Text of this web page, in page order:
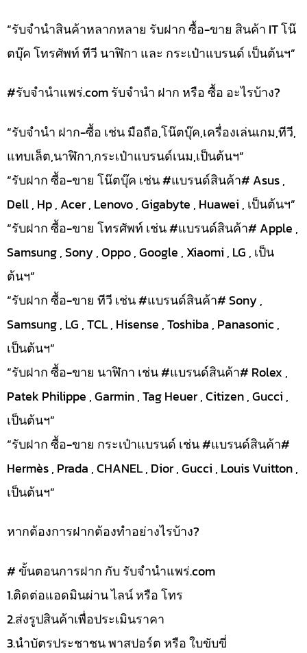
“รับจำนำสินค้าหลากหลาย รับฝาก ซื้อ-ขาย สินค้า IT โน๊
ตบุ๊ค โทรศัพท์ ทีวี นาฬิกา และ กระเป๋าแบรนด์ เป็นต้นฯ”
#รับจํานําแพร่.com รับจำนำ ฝาก หรือ ซื้อ อะไรบ้าง?
“รับจำนำ ฝาก-ซื้อ เช่น มือถือ,โน๊ตบุ๊ค,เครื่องเล่นเกม,ทีวี,
แทบเล็ต,นาฬิกา,กระเป๋าแบรนด์เนม,เป็นต้นฯ”
“รับฝาก ซื้อ-ขาย โน๊ตบุ๊ค เช่น #แบรนด์สินค้า# Asus ,
Dell , Hp , Acer , Lenovo , Gigabyte , Huawei , เป็นต้นฯ”
“รับฝาก ซื้อ-ขาย โทรศัพท์ เช่น #แบรนด์สินค้า# Apple ,
Samsung , Sony , Oppo , Google , Xiaomi , LG , เป็น
ต้นฯ”
“รับฝาก ซื้อ-ขาย ทีวี เช่น #แบรนด์สินค้า# Sony ,
Samsung , LG , TCL , Hisense , Toshiba , Panasonic ,
เป็นต้นฯ”
“รับฝาก ซื้อ-ขาย นาฬิกา เช่น #แบรนด์สินค้า# Rolex ,
Patek Philippe , Garmin , Tag Heuer , Citizen , Gucci ,
เป็นต้นฯ”
“รับฝาก ซื้อ-ขาย กระเป๋าแบรนด์ เช่น #แบรนด์สินค้า#
Hermès , Prada , CHANEL , Dior , Gucci , Louis Vuitton ,
เป็นต้นฯ”
หากต้องการฝากต้องทำอย่างไรบ้าง?
# ขั้นตอนการฝาก กับ รับจำนำแพร่.com
1.ติดต่อแอดมินผ่าน ไลน์ หรือ โทร
2.ส่งรูปสินค้าเพื่อประเมินราคา
3.นำบัตรประชาชน พาสปอร์ต หรือ ใบขับขี่